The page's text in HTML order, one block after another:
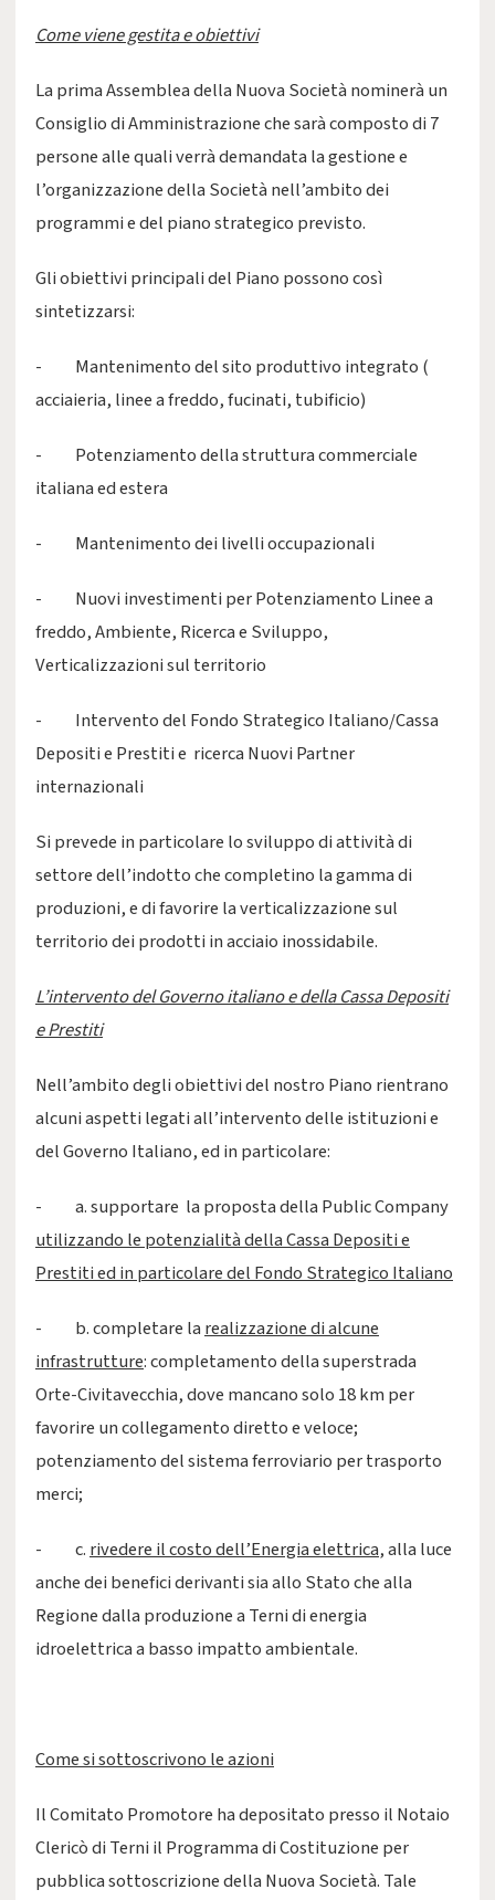
Come viene gestita e obiettivi
La prima Assemblea della Nuova Società nominerà un
Consiglio di Amministrazione che sarà composto di 7
persone alle quali verrà demandata la gestione e
l’organizzazione della Società nell’ambito dei
programmi e del piano strategico previsto.
Gli obiettivi principali del Piano possono così
sintetizzarsi:
- Mantenimento del sito produttivo integrato (
acciaieria, linee a freddo, fucinati, tubificio)
- Potenziamento della struttura commerciale
italiana ed estera
- Mantenimento dei livelli occupazionali
- Nuovi investimenti per Potenziamento Linee a
freddo, Ambiente, Ricerca e Sviluppo,
Verticalizzazioni sul territorio
- Intervento del Fondo Strategico Italiano/Cassa
Depositi e Prestiti e ricerca Nuovi Partner
internazionali
Si prevede in particolare lo sviluppo di attività di
settore dell’indotto che completino la gamma di
produzioni, e di favorire la verticalizzazione sul
territorio dei prodotti in acciaio inossidabile.
L’intervento del Governo italiano e della Cassa Depositi
e Prestiti
Nell’ambito degli obiettivi del nostro Piano rientrano
alcuni aspetti legati all’intervento delle istituzioni e
del Governo Italiano, ed in particolare:
- a. supportare la proposta della Public Company
utilizzando le potenzialità della Cassa Depositi e
Prestiti ed in particolare del Fondo Strategico Italiano
- b. completare larealizzazione di alcune
infrastrutture: completamento della superstrada
Orte-Civitavecchia, dove mancano solo 18 km per
favorire un collegamento diretto e veloce;
potenziamento del sistema ferroviario per trasporto
merci;
- c.rivedere il costo dell’Energia elettrica, alla luce
anche dei benefici derivanti sia allo Stato che alla
Regione dalla produzione a Terni di energia
idroelettrica a basso impatto ambientale.
Come si sottoscrivono le azioni
Il Comitato Promotore ha depositato presso il Notaio
Clericò di Terni il Programma di Costituzione per
pubblica sottoscrizione della Nuova Società. Tale